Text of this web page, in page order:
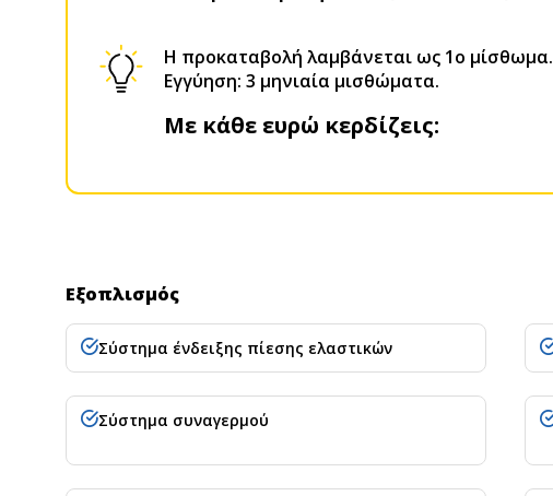
H προκαταβολή λαμβάνεται ως 1ο μίσθωμα.
Εγγύηση: 3 μηνιαία μισθώματα.
Με κάθε ευρώ κερδίζεις:
Εξοπλισμός
Σύστημα ένδειξης πίεσης ελαστικών
Σύστημα συναγερμού